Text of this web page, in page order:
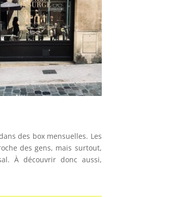
des box mensuelles. Les
des gens, mais surtout,
À découvrir donc aussi,